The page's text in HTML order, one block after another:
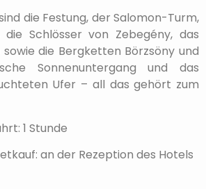
die Festung, der Salomon-Turm,
die Schlösser von Zebegény, das
die Bergketten Börzsöny und
Sonnenuntergang und das
Ufer – all das gehört zum
1 Stunde
an der Rezeption des Hotels